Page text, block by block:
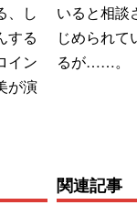
、し
する
イン
が演
いると相談
じめられて
るが……。
関連記事